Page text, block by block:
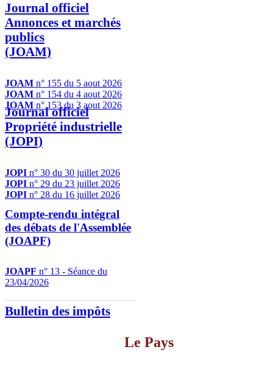
Journal officiel
Annonces et marchés
publics
(JOAM)
JOAM n° 155 du 5 aout 2026
JOAM n° 154 du 4 aout 2026
JOAM n° 153 du 3 aout 2026
Journal officiel
Propriété industrielle
(JOPI)
JOPI n° 30 du 30 juillet 2026
JOPI n° 29 du 23 juillet 2026
JOPI n° 28 du 16 juillet 2026
Compte-rendu intégral
des débats de l'Assemblée
(JOAPF)
JOAPF n° 13 - Séance du
23/04/2026
Bulletin des impôts
Le Pays